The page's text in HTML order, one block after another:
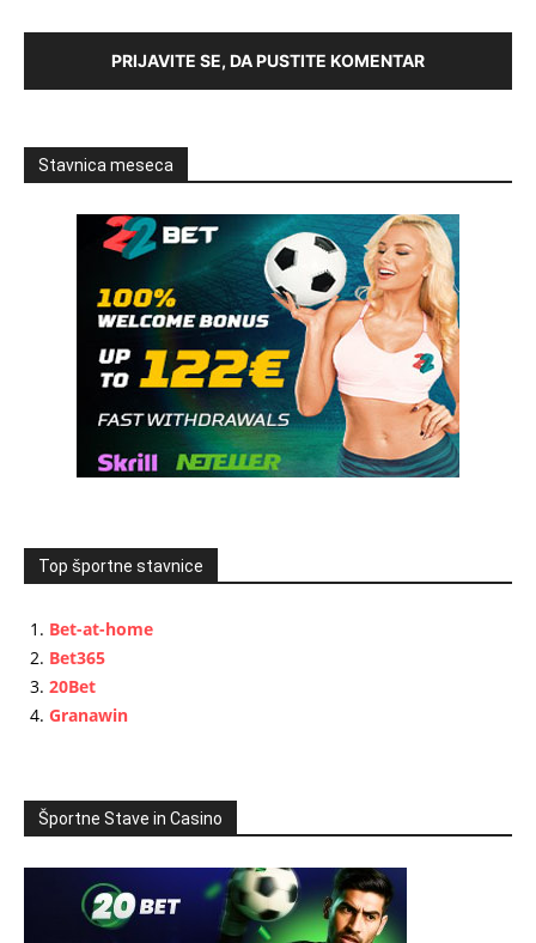
PRIJAVITE SE, DA PUSTITE KOMENTAR
Stavnica meseca
Top športne stavnice
Bet-at-home
Bet365
20Bet
Granawin
Športne Stave in Casino